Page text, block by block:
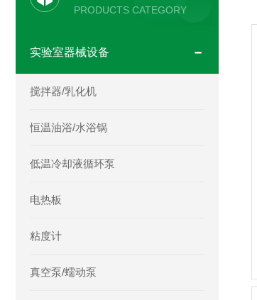
PRODUCTS CATEGORY
实验室器械设备
搅拌器/乳化机
恒温油浴/水浴锅
低温冷却液循环泵
电热板
粘度计
真空泵/蠕动泵